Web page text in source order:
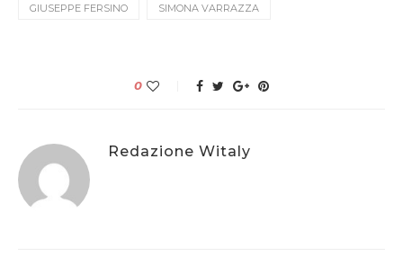
GIUSEPPE FERSINO SIMONA VARRAZZA
0
Redazione Witaly